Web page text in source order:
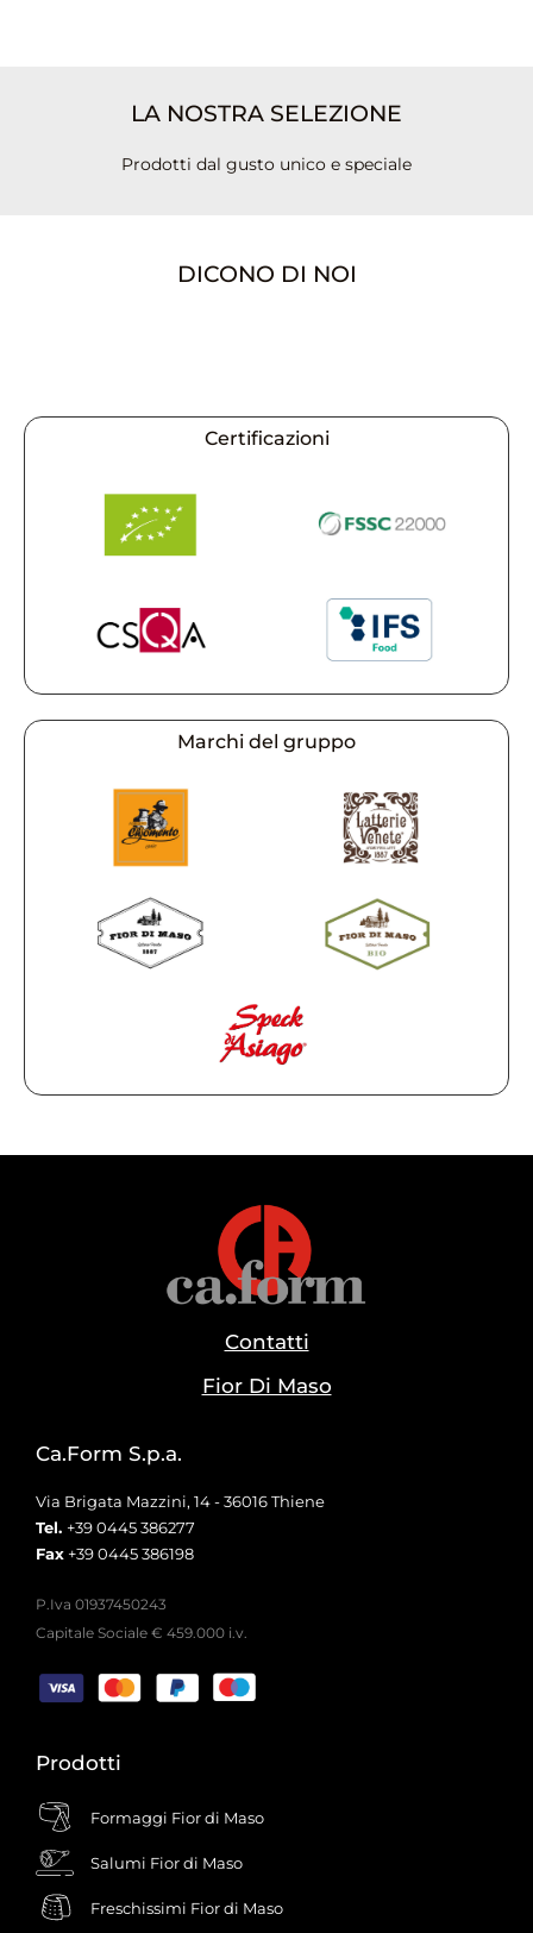
LA NOSTRA SELEZIONE
Prodotti dal gusto unico e speciale
DICONO DI NOI
Certificazioni
Marchi del gruppo
Contatti
Fior Di Maso
Ca.Form S.p.a.
Via Brigata Mazzini, 14 - 36016 Thiene
Tel. +39 0445 386277
Fax +39 0445 386198
P.Iva 01937450243
Capitale Sociale € 459.000 i.v.
Prodotti
Formaggi Fior di Maso
Salumi Fior di Maso
Freschissimi Fior di Maso